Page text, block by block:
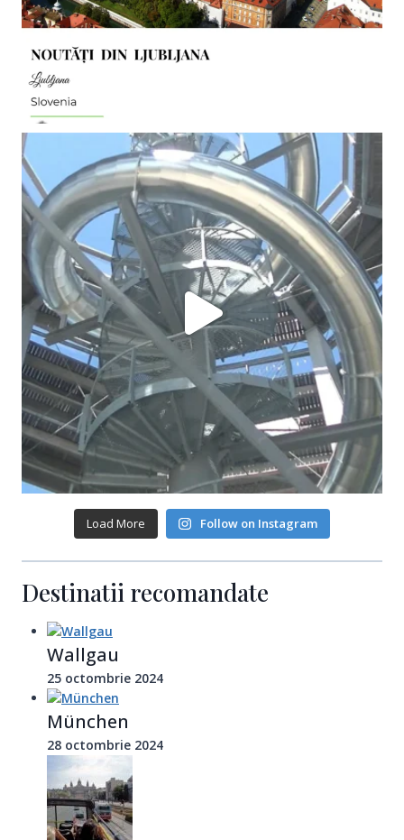
Load More Follow on Instagram
Destinatii recomandate
Wallgau
25 octombrie 2024
München
28 octombrie 2024